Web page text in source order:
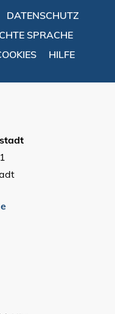
DATENSCHUTZ
SPRACHE
HILFE